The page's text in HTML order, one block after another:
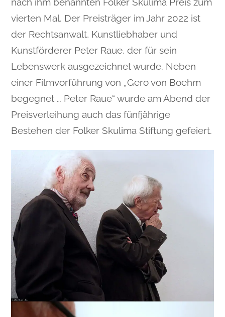
vierten Mal. Der Preisträger im Jahr 2022 ist
der Rechtsanwalt, Kunstliebhaber und
Kunstförderer Peter Raue, der für sein
Lebenswerk ausgezeichnet wurde. Neben
einer Filmvorführung von „Gero von Boehm
begegnet … Peter Raue“ wurde am Abend der
Preisverleihung auch das fünfjährige
Bestehen der Folker Skulima Stiftung gefeiert.